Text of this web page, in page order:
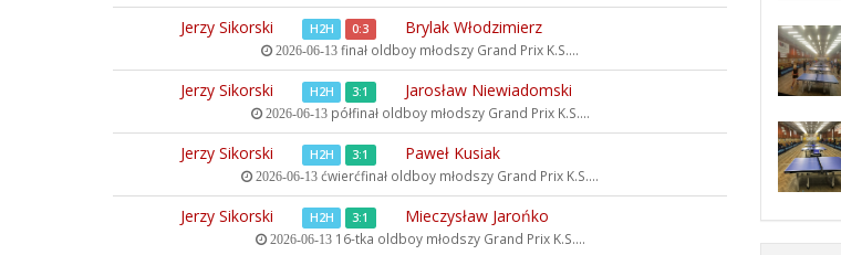
Jerzy Sikorski H2H 0:3 Brylak Włodzimierz
2026-06-13 finał oldboy młodszy Grand Prix K.S....
Jerzy Sikorski H2H 3:1 Jarosław Niewiadomski
2026-06-13półfinał oldboy młodszy Grand Prix K.S....
Jerzy Sikorski H2H 3:1 Paweł Kusiak
2026-06-13 ćwierćfinał oldboy młodszy Grand Prix K.S....
Jerzy Sikorski H2H 3:1 Mieczysław Jarońko
2026-06-1316-tka oldboy młodszy Grand Prix K.S....